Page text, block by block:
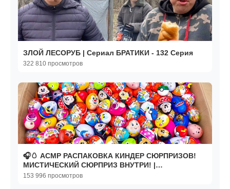
ЗЛОЙ ЛЕСОРУБ | Сериал БРАТИКИ - 132 Серия
322 810 просмотров
🎧🥚 АСМР РАСПАКОВКА КИНДЕР СЮРПРИЗОВ!
МИСТИЧЕСКИЙ СЮРПРИЗ ВНУТРИ! |
Успокаивающие звуки для детей
153 996 просмотров